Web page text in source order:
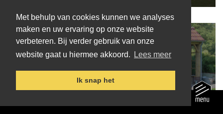
Met behulp van cookies kunnen we analyses
maken en uw ervaring op onze website
verbeteren. Bij verder gebruik van onze
website gaat u hiermee akkoord.
Lees meer
Ik snap het
OVERKAPPING MET GLAZEN WAND